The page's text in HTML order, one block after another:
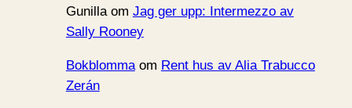
Gunillaom Jag ger upp: Intermezzo av
Sally Rooney
Bokblommaom Rent hus av Alia Trabucco
Zerán